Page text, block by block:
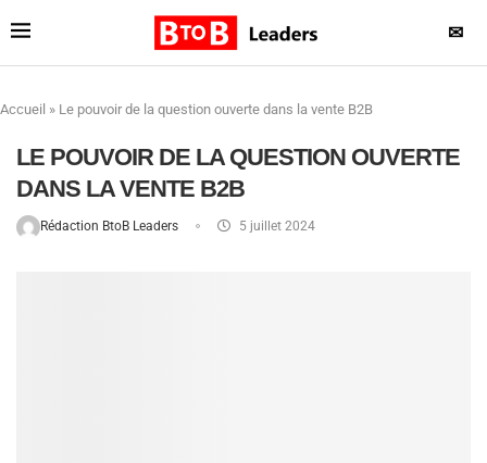
✉
Accueil » Le pouvoir de la question ouverte dans la vente B2B
LE POUVOIR DE LA QUESTION OUVERTE
DANS LA VENTE B2B
Rédaction BtoB Leaders 5 juillet 2024